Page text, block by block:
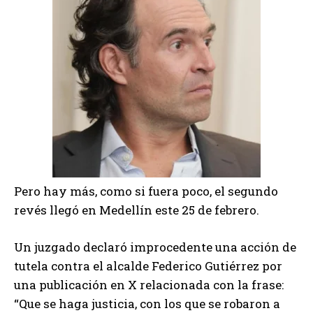
Pero hay más, como si fuera poco, el segundo
revés llegó en Medellín este 25 de febrero.
Un juzgado declaró improcedente una acción de
tutela contra el alcalde Federico Gutiérrez por
una publicación en X relacionada con la frase:
“Que se haga justicia, con los que se robaron a